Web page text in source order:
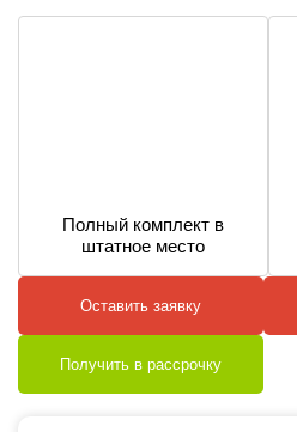
Полный комплект в
штатное место
Оставить заявку
Получить в рассрочку